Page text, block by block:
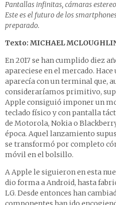
Pantallas infinitas, cámaras
Este es el futuro de los
preparado.
Texto: MICHAEL
En 2017 se han cumplido diez
apareciese en el mercado. Hace
aparecía con un terminal que,
consideraríamos primitivo,
Apple consiguió imponer un
teclado físico y con pantalla
de Motorola, Nokia o
época. Aquel lanzamiento
se transformó por completo
móvil en el bolsillo.
A Apple le siguieron en esta
dio forma a Android, hasta
LG. Desde entonces han